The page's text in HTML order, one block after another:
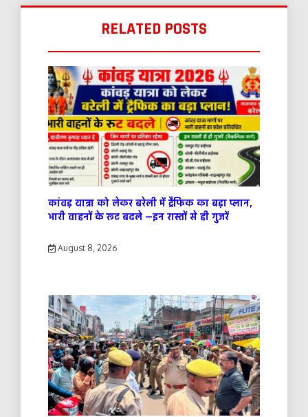
RELATED POSTS
कांवड़ यात्रा को लेकर बरेली में ट्रैफिक का बड़ा प्लान,
भारी वाहनों के रूट बदले —इन रास्तों से ही गुजरें
August 8, 2026